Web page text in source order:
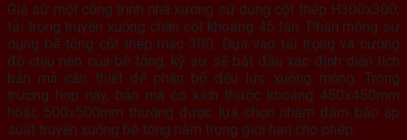
Giả sử một công trình nhà xưởng sử dụng cột thép H300x300,
tải trọng truyền xuống chân cột khoảng 45 tấn. Phần móng sử
dụng bê tông cốt thép mác 300. Dựa vào tải trọng và cường
độ chịu nén của bê tông, kỹ sư sẽ bắt đầu xác định diện tích
bản mã cần thiết để phân bố đều lực xuống móng. Trong
trường hợp này, bản mã có kích thước khoảng 450x450mm
hoặc 500x500mm thường được lựa chọn nhằm đảm bảo áp
suất truyền xuống bê tông nằm trong giới hạn cho phép.